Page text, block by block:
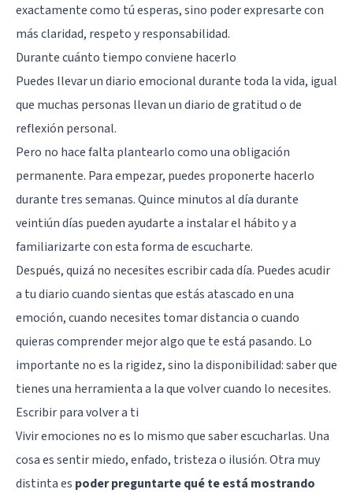
exactamente como tú esperas, sino poder expresarte con
más claridad, respeto y responsabilidad.
Durante cuánto tiempo conviene hacerlo
Puedes llevar un diario emocional durante toda la vida, igual
que muchas personas llevan un diario de gratitud o de
reflexión personal.
Pero no hace falta plantearlo como una obligación
permanente. Para empezar, puedes proponerte hacerlo
durante tres semanas. Quince minutos al día durante
veintiún días pueden ayudarte a instalar el hábito y a
familiarizarte con esta forma de escucharte.
Después, quizá no necesites escribir cada día. Puedes acudir
a tu diario cuando sientas que estás atascado en una
emoción, cuando necesites tomar distancia o cuando
quieras comprender mejor algo que te está pasando. Lo
importante no es la rigidez, sino la disponibilidad: saber que
tienes una herramienta a la que volver cuando lo necesites.
Escribir para volver a ti
Vivir emociones no es lo mismo que saber escucharlas. Una
cosa es sentir miedo, enfado, tristeza o ilusión. Otra muy
distinta es poder preguntarte qué te está mostrando